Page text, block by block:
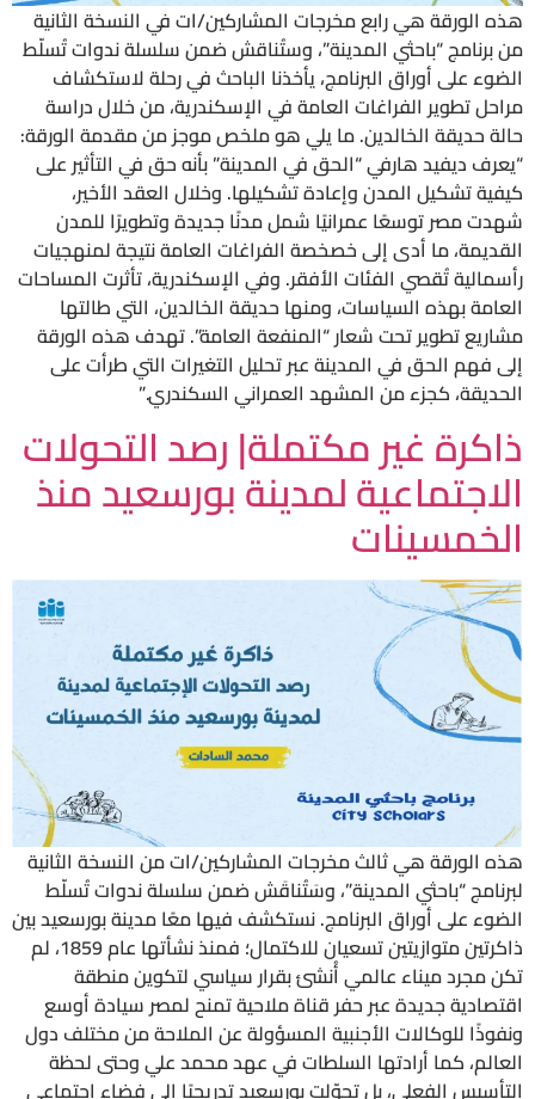
هذه الورقة هي رابع مخرجات المشاركين/ات في النسخة الثانية
من برنامج “باحثي المدينة”، وستُناقش ضمن سلسلة ندوات تُسلّط
الضوء على أوراق البرنامج، يأخذنا الباحث في رحلة لاستكشاف
مراحل تطوير الفراغات العامة في الإسكندرية، من خلال دراسة
حالة حديقة الخالدين. ما يلي هو ملخص موجز من مقدمة الورقة:
“يعرف ديفيد هارفي “الحق في المدينة” بأنه حق في التأثير على
كيفية تشكيل المدن وإعادة تشكيلها. وخلال العقد الأخير،
شهدت مصر توسعًا عمرانيًا شمل مدنًا جديدة وتطويرًا للمدن
القديمة، ما أدى إلى خصخصة الفراغات العامة نتيجة لمنهجيات
رأسمالية تُقصي الفئات الأفقر. وفي الإسكندرية، تأثرت المساحات
العامة بهذه السياسات، ومنها حديقة الخالدين، التي طالتها
مشاريع تطوير تحت شعار “المنفعة العامة”. تهدف هذه الورقة
إلى فهم الحق في المدينة عبر تحليل التغيرات التي طرأت على
الحديقة، كجزء من المشهد العمراني السكندري.”
ذاكرة غير مكتملة| رصد التحولات
الاجتماعية لمدينة بورسعيد منذ
الخمسينات
هذه الورقة هي ثالث مخرجات المشاركين/ات من النسخة الثانية
لبرنامج “باحثي المدينة”، وسَتُناقَش ضمن سلسلة ندوات تُسلّط
الضوء على أوراق البرنامج. نستكشف فيها معًا مدينة بورسعيد بين
ذاكرتين متوازيتين تسعيان للاكتمال؛ فمنذ نشأتها عام 1859، لم
تكن مجرد ميناء عالمي أُنشئ بقرار سياسي لتكوين منطقة
اقتصادية جديدة عبر حفر قناة ملاحية تمنح لمصر سيادة أوسع
ونفوذًا للوكالات الأجنبية المسؤولة عن الملاحة من مختلف دول
العالم، كما أرادتها السلطات في عهد محمد علي وحتى لحظة
التأسيس الفعلي، بل تحوّلت بورسعيد تدريجيًا إلى فضاء اجتماعي